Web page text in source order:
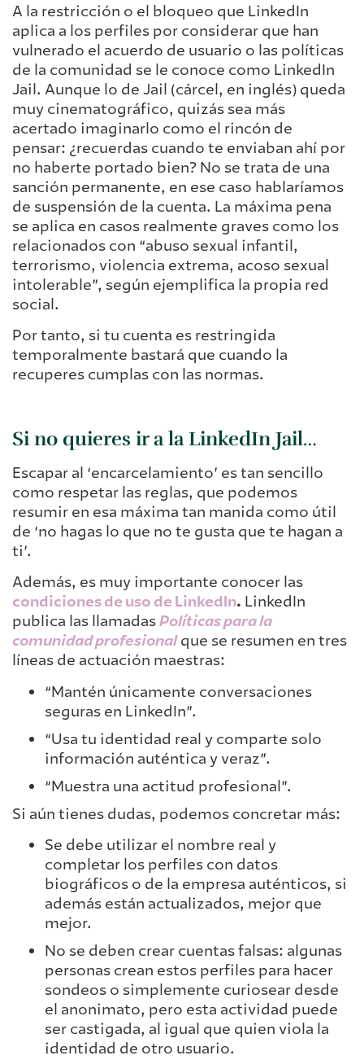
A la restricción o el bloqueo que LinkedIn
aplica a los perfiles por considerar que han
vulnerado el acuerdo de usuario o las políticas
de la comunidad se le conoce como LinkedIn
Jail. Aunque lo de Jail (cárcel, en inglés) queda
muy cinematográfico, quizás sea más
acertado imaginarlo como el rincón de
pensar: ¿recuerdas cuando te enviaban ahí por
no haberte portado bien? No se trata de una
sanción permanente, en ese caso hablaríamos
de suspensión de la cuenta. La máxima pena
se aplica en casos realmente graves como los
relacionados con “abuso sexual infantil,
terrorismo, violencia extrema, acoso sexual
intolerable”, según ejemplifica la propia red
social.
Por tanto, si tu cuenta es restringida
temporalmente bastará que cuando la
recuperes cumplas con las normas.
Si no quieres ir a la LinkedIn Jail…
Escapar al ‘encarcelamiento’ es tan sencillo
como respetar las reglas, que podemos
resumir en esa máxima tan manida como útil
de ‘no hagas lo que no te gusta que te hagan a
ti’.
Además, es muy importante conocer las
condiciones de uso de LinkedIn. LinkedIn
publica las llamadasPolíticas para la
comunidad profesionalque se resumen en tres
líneas de actuación maestras:
“Mantén únicamente conversaciones
seguras en LinkedIn”.
“Usa tu identidad real y comparte solo
información auténtica y veraz”.
“Muestra una actitud profesional”.
Si aún tienes dudas, podemos concretar más:
Se debe utilizar el nombre real y
completar los perfiles con datos
biográficos o de la empresa auténticos, si
además están actualizados, mejor que
mejor.
No se deben crear cuentas falsas: algunas
personas crean estos perfiles para hacer
sondeos o simplemente curiosear desde
el anonimato, pero esta actividad puede
ser castigada, al igual que quien viola la
identidad de otro usuario.